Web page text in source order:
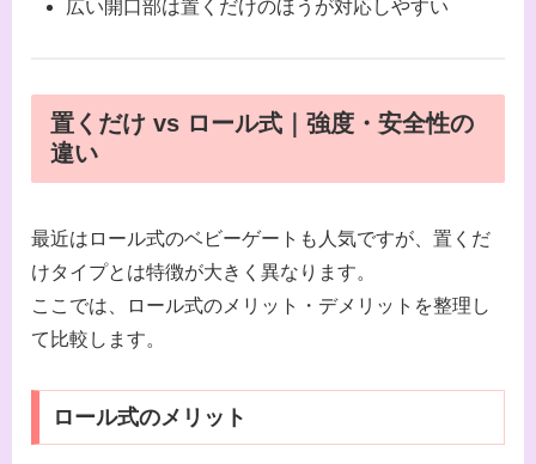
広い開口部は置くだけのほうが対応しやすい
置くだけ vs ロール式｜強度・安全性の
違い
最近はロール式のベビーゲートも人気ですが、置くだ
けタイプとは特徴が大きく異なります。
ここでは、ロール式のメリット・デメリットを整理し
て比較します。
ロール式のメリット